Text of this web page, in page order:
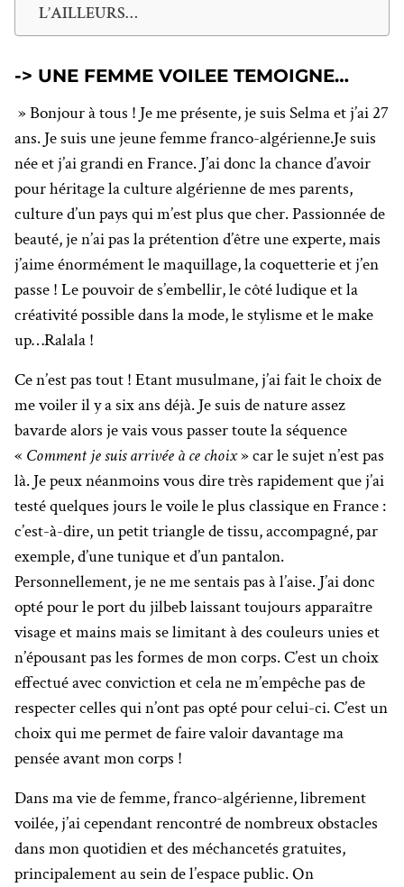
L’AILLEURS…
-> UNE FEMME VOILEE TEMOIGNE…
» Bonjour à tous ! Je me présente, je suis Selma et j’ai 27
ans. Je suis une jeune femme franco-algérienne.Je suis
née et j’ai grandi en France. J’ai donc la chance d’avoir
pour héritage la culture algérienne de mes parents,
culture d’un pays qui m’est plus que cher. Passionnée de
beauté, je n’ai pas la prétention d’être une experte, mais
j’aime énormément le maquillage, la coquetterie et j’en
passe ! Le pouvoir de s’embellir, le côté ludique et la
créativité possible dans la mode, le stylisme et le make
up…Ralala !
Ce n’est pas tout ! Etant musulmane, j’ai fait le choix de
me voiler il y a six ans déjà. Je suis de nature assez
bavarde alors je vais vous passer toute la séquence
« Comment je suis arrivée à ce choix» car le sujet n’est pas
là. Je peux néanmoins vous dire très rapidement que j’ai
testé quelques jours le voile le plus classique en France :
c’est-à-dire, un petit triangle de tissu, accompagné, par
exemple, d’une tunique et d’un pantalon.
Personnellement, je ne me sentais pas à l’aise. J’ai donc
opté pour le port du jilbeb laissant toujours apparaître
visage et mains mais se limitant à des couleurs unies et
n’épousant pas les formes de mon corps. C’est un choix
effectué avec conviction et cela ne m’empêche pas de
respecter celles qui n’ont pas opté pour celui-ci. C’est un
choix qui me permet de faire valoir davantage ma
pensée avant mon corps !
Dans ma vie de femme, franco-algérienne, librement
voilée, j’ai cependant rencontré de nombreux obstacles
dans mon quotidien et des méchancetés gratuites,
principalement au sein de l’espace public. On